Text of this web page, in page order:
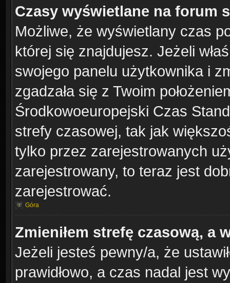
Czasy wyświetlane na forum
Możliwe, że wyświetlany czas
której się znajdujesz. Jeżeli
swojego panelu użytkownika i
zgadzała się z Twoim
Środkowoeuropejski Czas
strefy czasowej, tak jak
tylko przez zarejestrowanych
zarejestrowany, to teraz jest
zarejestrować.
Góra
Zmieniłem strefę czasową, a
Jeżeli jesteś pewny/a, że
prawidłowo, a czas nadal jest